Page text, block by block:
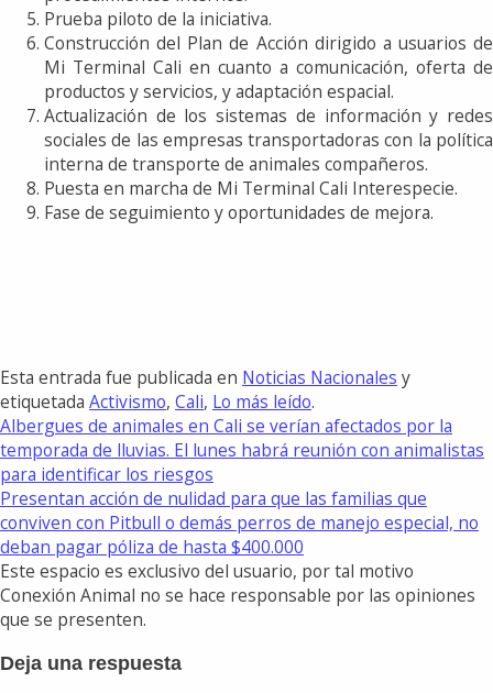
Prueba piloto de la iniciativa.
Construcción del Plan de Acción dirigido a usuarios de
Mi Terminal Cali en cuanto a comunicación, oferta de
productos y servicios, y adaptación espacial.
Actualización de los sistemas de información y redes
sociales de las empresas transportadoras con la política
interna de transporte de animales compañeros.
Puesta en marcha de Mi Terminal Cali Interespecie.
Fase de seguimiento y oportunidades de mejora.
Esta entrada fue publicada en Noticias Nacionales y
etiquetada Activismo, Cali, Lo más leído.
Albergues de animales en Cali se verían afectados por la
temporada de lluvias. El lunes habrá reunión con animalistas
para identificar los riesgos
Presentan acción de nulidad para que las familias que
conviven con Pitbull o demás perros de manejo especial, no
deban pagar póliza de hasta $400.000
Este espacio es exclusivo del usuario, por tal motivo
Conexión Animal no se hace responsable por las opiniones
que se presenten.
Deja una respuesta